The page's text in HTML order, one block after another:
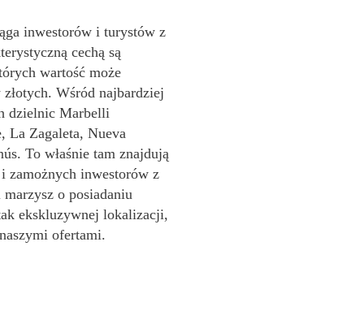
inwestorów i turystów z
cechą są
wartość może
Wśród najbardziej
dzielnic Marbelli
La Zagaleta, Nueva
To właśnie tam znajdują
zamożnych inwestorów z
o posiadaniu
ekskluzywnej lokalizacji,
ofertami.